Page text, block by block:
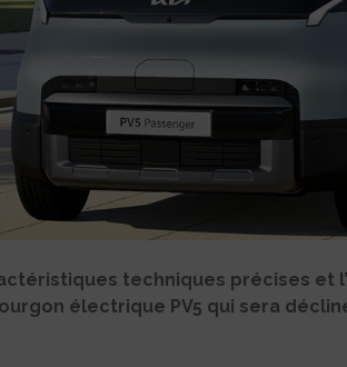
techniques précises et
électrique PV5 qui sera